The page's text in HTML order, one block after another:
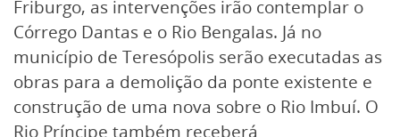
Friburgo, as intervenções irão contemplar o
Córrego Dantas e o Rio Bengalas. Já no
município de Teresópolis serão executadas as
obras para a demolição da ponte existente e
construção de uma nova sobre o Rio Imbuí. O
Rio Príncipe também receberá